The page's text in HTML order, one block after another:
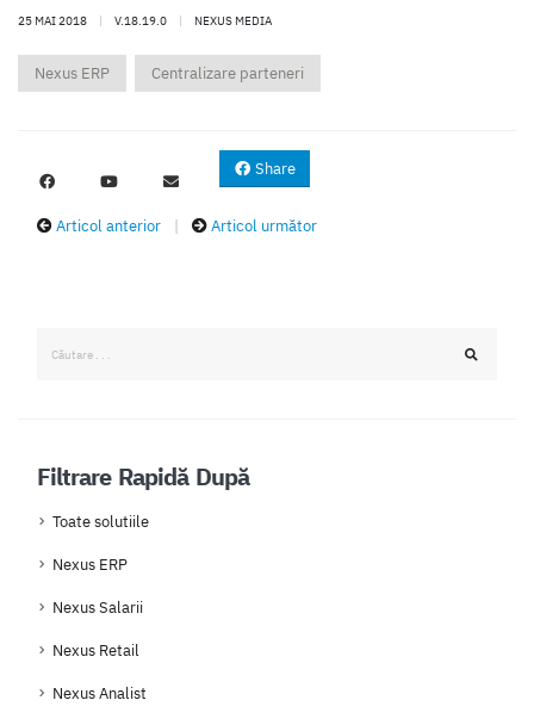
25 MAI 2018 | V.18.19.0 | NEXUS MEDIA
Nexus ERP Centralizare parteneri
Share
Articol anterior Articol următor
Filtrare Rapidă După
Toate solutiile
Nexus ERP
Nexus Salarii
Nexus Retail
Nexus Analist